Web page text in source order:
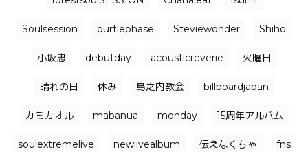
Soulsession purtlephase Steviewonder Shiho
小坂忠 debutday acousticreverie 火曜日
晴れの日 休み 島之内教会 billboardjapan
カミカオル mabanua monday 15周年アルバム
soulextremelive newlivealbum 伝えなくちゃ fns